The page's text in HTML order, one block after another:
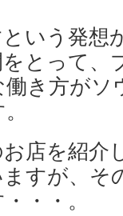
いう発想
とって、
き方がソ
店を紹介
すが、そ
・・。